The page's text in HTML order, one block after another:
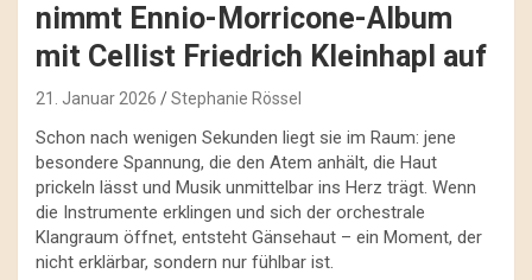
nimmt Ennio-Morricone-Album
mit Cellist Friedrich Kleinhapl auf
21. Januar 2026 Stephanie Rössel
Schon nach wenigen Sekunden liegt sie im Raum: jene
besondere Spannung, die den Atem anhält, die Haut
prickeln lässt und Musik unmittelbar ins Herz trägt. Wenn
die Instrumente erklingen und sich der orchestrale
Klangraum öffnet, entsteht Gänsehaut – ein Moment, der
nicht erklärbar, sondern nur fühlbar ist.